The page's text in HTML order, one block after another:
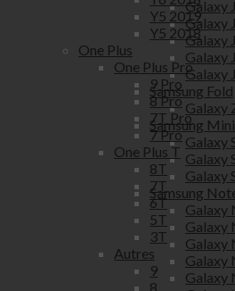
Galaxy
Galaxy
Galaxy
Galaxy
Galaxy
Samsung Fold
Galaxy
Samsung Mini
Galaxy
Galaxy
Galaxy
Samsung
Galaxy
Galaxy
Galaxy
Galaxy
Galaxy
Y5 2019
Y5 2018
One Plus
One Plus Pro
9 Pro
8 Pro
7T Pro
7 Pro
One Plus T
8T
7T
6T
5T
3T
Autres
9
8